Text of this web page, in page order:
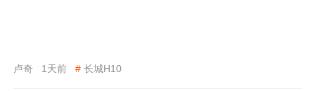
卢奇 1天前 # 长城H10